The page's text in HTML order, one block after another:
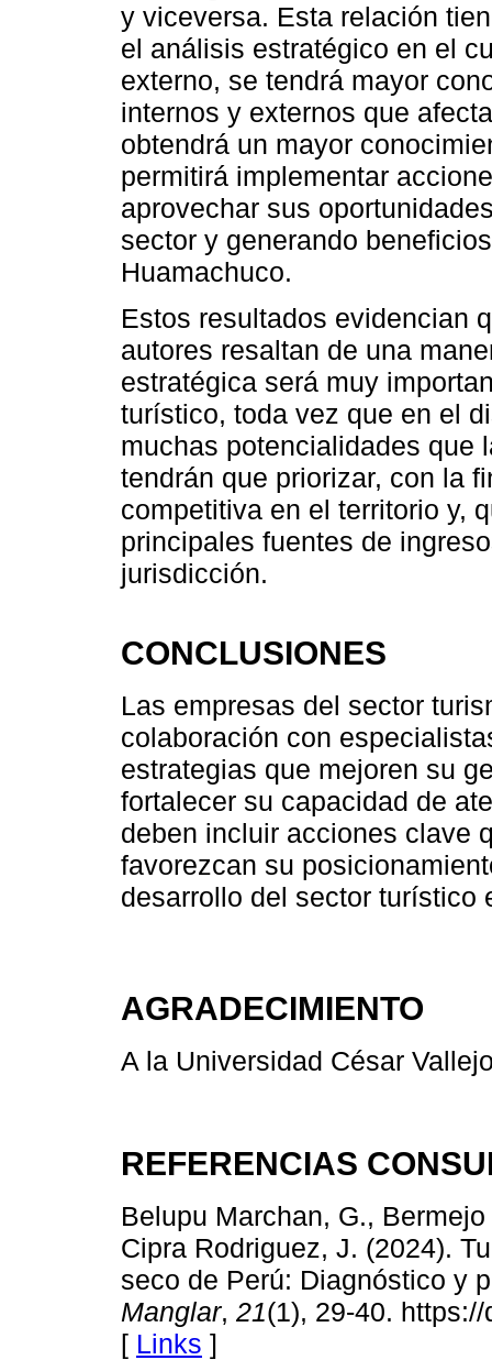
y viceversa. Esta relación
el análisis estratégico en el
externo, se tendrá mayor
internos y externos que
obtendrá un mayor
permitirá implementar
aprovechar sus
sector y generando
Huamachuco.
Estos resultados evidencian
autores resaltan de una
estratégica será muy
turístico, toda vez que en el
muchas potencialidades que
tendrán que priorizar, con la
competitiva en el territorio y,
principales fuentes de
jurisdicción.
CONCLUSIONES
Las empresas del sector
colaboración con
estrategias que mejoren su
fortalecer su capacidad de
deben incluir acciones clave
favorezcan su
desarrollo del sector turístico
AGRADECIMIENTO
A la Universidad César
REFERENCIAS
Belupu Marchan, G.,
Cipra Rodriguez, J. (2024).
seco de Perú: Diagnóstico y
Manglar, 21(1), 29-40.
[ Links ]